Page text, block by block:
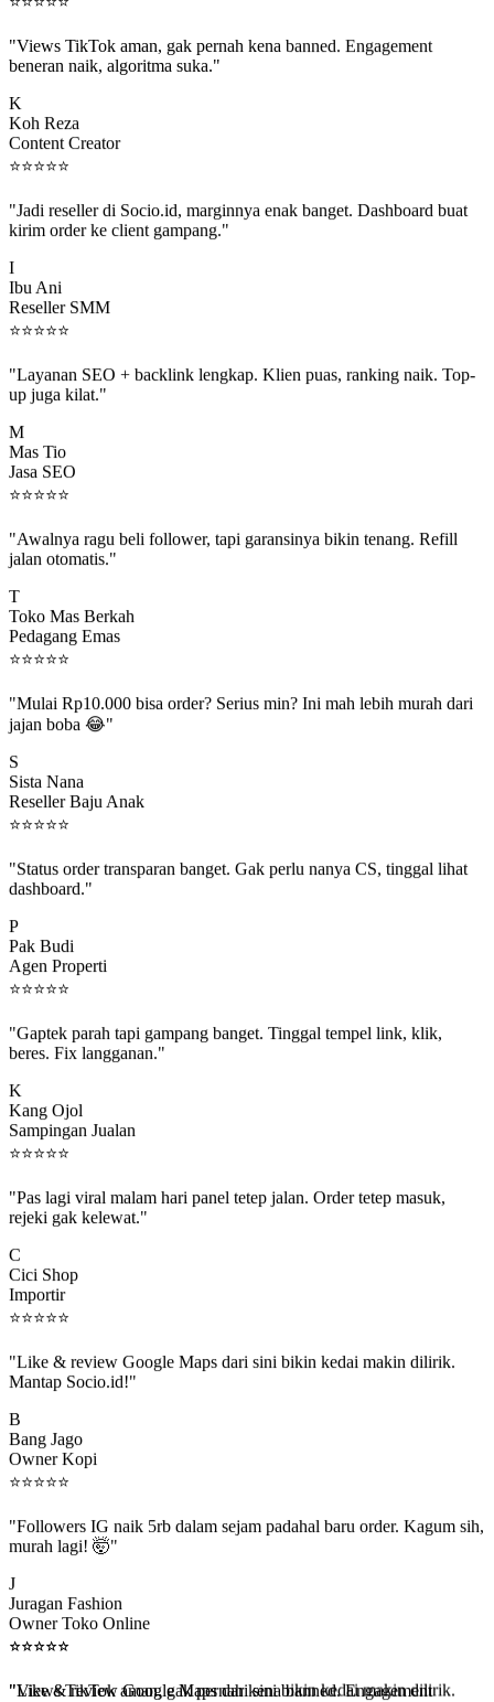
beneran naik, algoritma suka."
Koh Reza
Content Creator
⭐⭐⭐⭐⭐
kirim order ke client gampang."
Ibu Ani
Reseller SMM
⭐⭐⭐⭐⭐
up juga kilat."
Mas Tio
Jasa SEO
⭐⭐⭐⭐⭐
jalan otomatis."
Toko Mas Berkah
Pedagang Emas
⭐⭐⭐⭐⭐
jajan boba 😂"
Sista Nana
Reseller Baju Anak
⭐⭐⭐⭐⭐
dashboard."
Pak Budi
Agen Properti
⭐⭐⭐⭐⭐
beres. Fix langganan."
Kang Ojol
Sampingan Jualan
⭐⭐⭐⭐⭐
rejeki gak kelewat."
Cici Shop
Importir
⭐⭐⭐⭐⭐
Mantap Socio.id!"
Bang Jago
Owner Kopi
⭐⭐⭐⭐ ⭐
murah lagi! 🤯"
Juragan Fashion
Owner Toko Online
⭐⭐⭐⭐ ⭐
beneran naik, algoritma suka."